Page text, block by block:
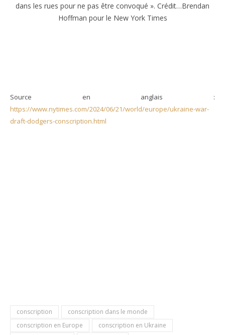
dans les rues pour ne pas être convoqué ». Crédit…Brendan
Hoffman pour le New York Times
Source en anglais :
https://www.nytimes.com/2024/06/21/world/europe/ukraine-war-
draft-dodgers-conscription.html
conscription
conscription dans le monde
conscription en Europe
conscription en Ukraine